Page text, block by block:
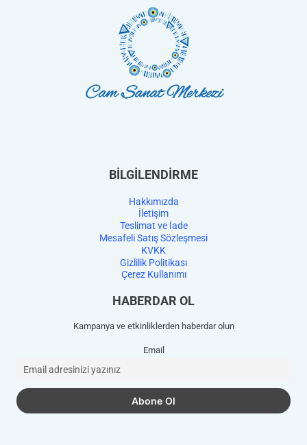
BİLGİLENDİRME
Hakkımızda
İletişim
Teslimat ve İade
Mesafeli Satış Sözleşmesi
KVKK
Gizlilik Politikası
Çerez Kullanımı
HABERDAR OL
Kampanya ve etkinliklerden haberdar olun
Email